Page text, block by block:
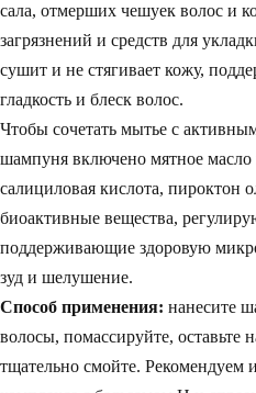
сала, отмерших чешуек волос и
загрязнений и средств для
сушит и не стягивает кожу,
гладкость и блеск волос.
Чтобы сочетать мытье с
шампуня включено мятное масло
салициловая кислота, пироктон
биоактивные вещества,
поддерживающие здоровую
зуд и шелушение.
Способ применения: нанесите
волосы, помассируйте, оставьте
тщательно смойте. Рекомендуем